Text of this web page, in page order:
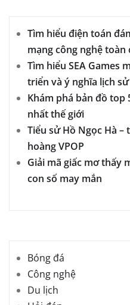
Tìm hiểu điện toán
mạng công nghệ toàn
Tìm hiểu SEA Games
triển và ý nghĩa lịch sử
Khám phá bản đồ top
nhất thế giới
Tiểu sử Hồ Ngọc Hà
hoàng VPOP
Giải mã giấc mơ thấy
con số may mắn
Bóng đá
Công nghệ
Du lịch